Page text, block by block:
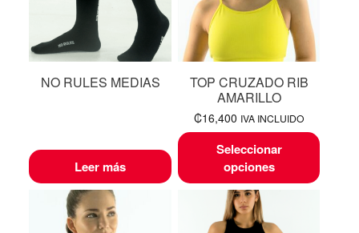
NO RULES MEDIAS
Leer más
TOP CRUZADO RIB
AMARILLO
₡16,400 IVA INCLUIDO
Seleccionar
opciones